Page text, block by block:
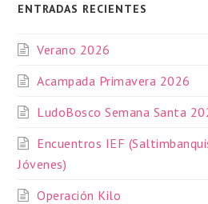
ENTRADAS RECIENTES
Verano 2026
Acampada Primavera 2026
LudoBosco Semana Santa
Encuentros IEF
Jóvenes)
Operación Kilo